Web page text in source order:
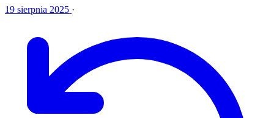
19 sierpnia 2025 ·